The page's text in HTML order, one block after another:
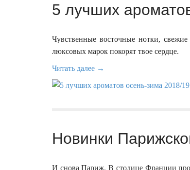
5 лучших
Чувственные восточные нотки,
люксовых марок покорят твое сердце.
Читать далее →
Новинки
И снова Париж. В столице Франции